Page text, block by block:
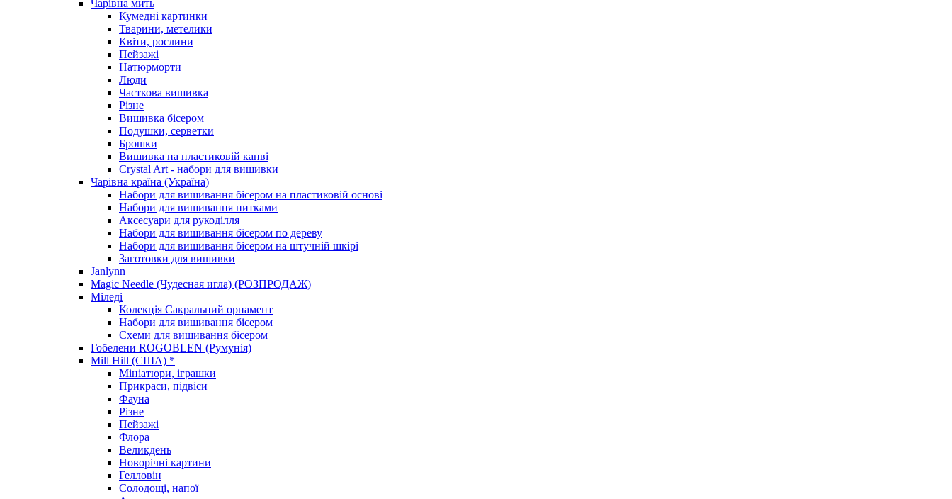
Чарiвна мить
Кумедні картинки
Тварини, метелики
Квіти, рослини
Пейзажі
Натюрморти
Люди
Часткова вишивка
Різне
Вишивка бісером
Подушки, серветки
Брошки
Вишивка на пластиковій канві
Crystal Art - набори для вишивки
Чарівна країна (Україна)
Набори для вишивання бісером на пластиковій основі
Набори для вишивання нитками
Аксесуари для рукоділля
Набори для вишивання бісером по дереву
Набори для вишивання бісером на штучній шкірі
Заготовки для вишивки
Janlynn
Magic Needle (Чудесная игла) (РОЗПРОДАЖ)
Міледі
Колекція Сакральний орнамент
Набори для вишивання бісером
Схеми для вишивання бісером
Гобелени ROGOBLEN (Румунія)
Mill Hill (США) *
Мініатюри, іграшки
Прикраси, підвіси
Фауна
Різне
Пейзажі
Флора
Великдень
Новорічні картини
Гелловін
Солодощі, напої